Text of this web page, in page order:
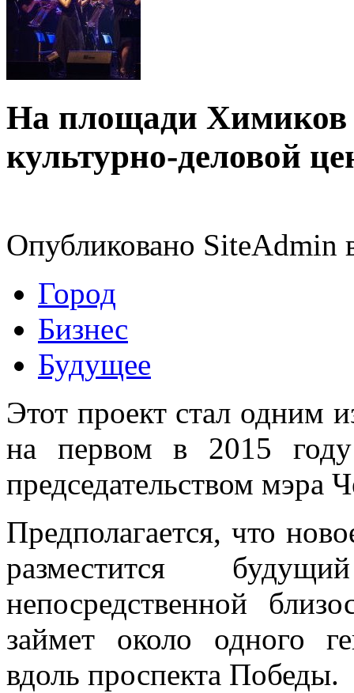
На площади Химиков
культурно-деловой
Опубликовано SiteAdmin
Город
Бизнес
Будущее
Этот проект стал одним
на первом в 2015 году
председательством мэра
Предполагается, что
разместится
непосредственной
займет около одного
вдоль проспекта Победы.